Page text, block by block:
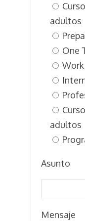
adultos
One
adultos
Asunto
Mensaje